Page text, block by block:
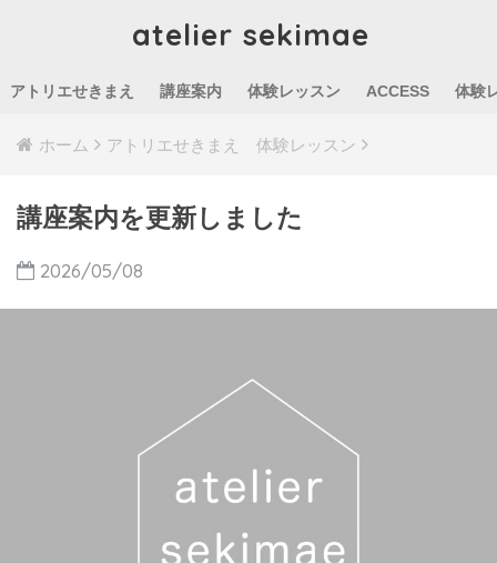
atelier sekimae
アトリエせきまえ 講座案内 体験レッスン ACCESS 体験
ホーム アトリエせきまえ 体験レッスン
講座案内を更新しました
2026/05/08